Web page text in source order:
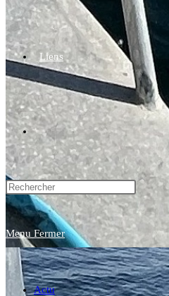
Liens
Toggle
website
search
Menu Fermer
Actu